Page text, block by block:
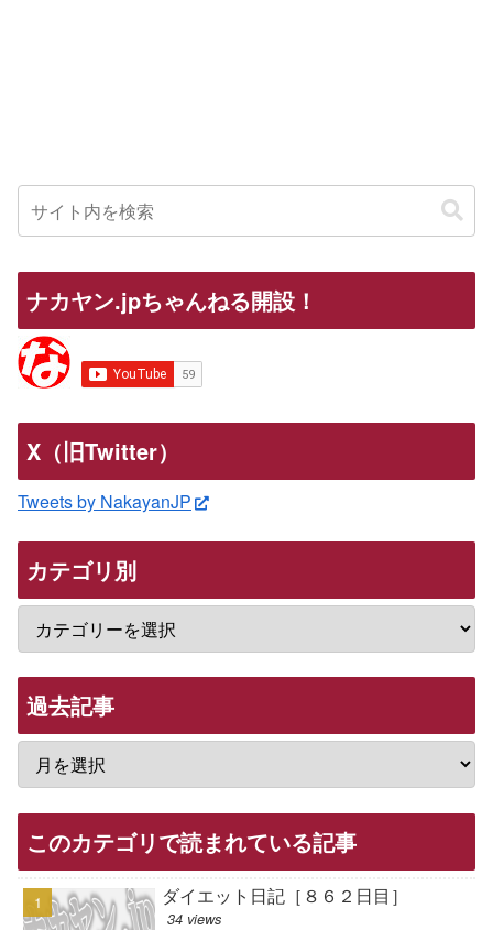
ナカヤン.jpちゃんねる開設！
X（旧Twitter）
Tweets by NakayanJP
カテゴリ別
過去記事
このカテゴリで読まれている記事
ダイエット日記［８６２日目］
34 views